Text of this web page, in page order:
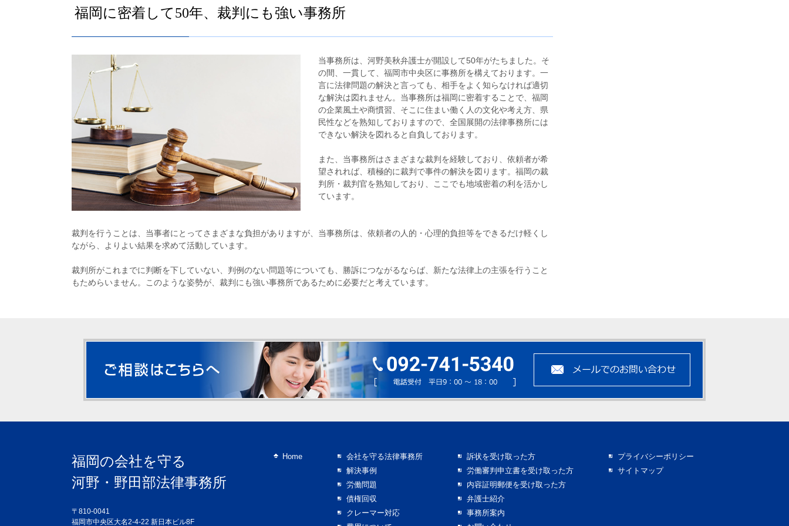
福岡に密着して50年、裁判にも強い事務所
当事務所は、河野美秋弁護士が開設して50年がたちました。そ
の間、一貫して、福岡市中央区に事務所を構えております。一
言に法律問題の解決と言っても、相手をよく知らなければ適切
な解決は図れません。当事務所は福岡に密着することで、福岡
の企業風土や商慣習、そこに住まい働く人の文化や考え方、県
民性などを熟知しておりますので、全国展開の法律事務所には
できない解決を図れると自負しております。
また、当事務所はさまざまな裁判を経験しており、依頼者が希
望されれば、積極的に裁判で事件の解決を図ります。福岡の裁
判所・裁判官を熟知しており、ここでも地域密着の利を活かし
ています。
裁判を行うことは、当事者にとってさまざまな負担がありますが、当事務所は、依頼者の人的・心理的負担等をできるだけ軽くし
ながら、よりよい結果を求めて活動しています。
裁判所がこれまでに判断を下していない、判例のない問題等についても、勝訴につながるならば、新たな法律上の主張を行うこと
もためらいません。このような姿勢が、裁判にも強い事務所であるために必要だと考えています。
福岡の会社を守る
河野・野田部法律事務所
〒810-0041
福岡市中央区大名2-4-22 新日本ビル8F
Home
会社を守る法律事務所
解決事例
労働問題
債権回収
クレーマー対応
訴状を受け取った方
労働審判申立書を受け取った方
内容証明郵便を受け取った方
弁護士紹介
事務所案内
プライバシーポリシー
サイトマップ